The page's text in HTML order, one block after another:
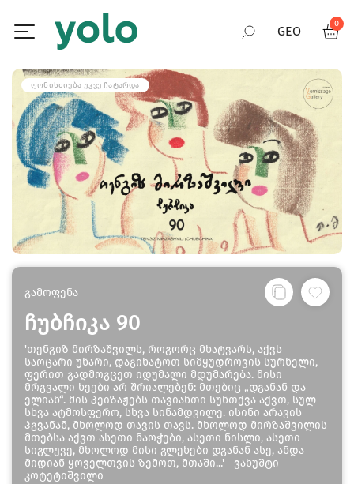
GEO
ENG
0
ᲦᲝᲜᲘᲡᲫᲘᲔᲑᲐ ᲣᲙᲕᲔ ᲩᲐᲢᲐᲠᲓᲐ
გამოფენა
ჩუბჩიკა 90
'თენგიზ მირზაშვილს, როგორც მხატვარს, აქვს
საოცარი უნარი, დაგიხატოთ სიმყუდროვის სურნელი,
ფერით გადმოგცეთ იდუმალი მდუმარება. მისი
მრგვალი ხეები არ შრიალებენ: მთებიც „დგანან და
ელიან“. მის პეიზაჟებს თავიანთი სუნთქვა აქვთ, სულ
სხვა ატმოსფერო, სხვა სინამდვილე. ისინი არავის
ჰგვანან, მხოლოდ თავის თავს. მხოლოდ მირზაშვილის
მთებსა აქვთ ასეთი ნაოჭები, ასეთი ნისლი, ასეთი
სიგლუვე, მხოლოდ მისი გლეხები დგანან ასე, ანდა
მიდიან ყოველთვის ზემოთ, მთაში...' ვახუშტი
კოტეტიშვილი